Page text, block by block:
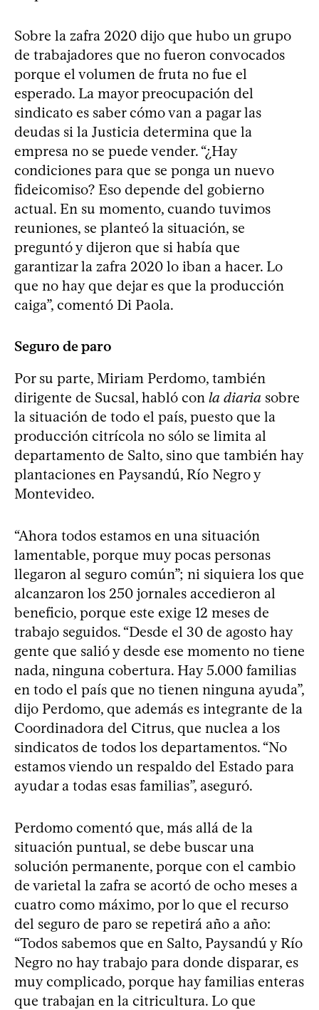
Sobre la zafra 2020 dijo que hubo un grupo
de trabajadores que no fueron convocados
porque el volumen de fruta no fue el
esperado. La mayor preocupación del
sindicato es saber cómo van a pagar las
deudas si la Justicia determina que la
empresa no se puede vender. “¿Hay
condiciones para que se ponga un nuevo
fideicomiso? Eso depende del gobierno
actual. En su momento, cuando tuvimos
reuniones, se planteó la situación, se
preguntó y dijeron que si había que
garantizar la zafra 2020 lo iban a hacer. Lo
que no hay que dejar es que la producción
caiga”, comentó Di Paola.
Seguro de paro
Por su parte, Miriam Perdomo, también
dirigente de Sucsal, habló con la diaria sobre
la situación de todo el país, puesto que la
producción citrícola no sólo se limita al
departamento de Salto, sino que también hay
plantaciones en Paysandú, Río Negro y
Montevideo.
“Ahora todos estamos en una situación
lamentable, porque muy pocas personas
llegaron al seguro común”; ni siquiera los que
alcanzaron los 250 jornales accedieron al
beneficio, porque este exige 12 meses de
trabajo seguidos. “Desde el 30 de agosto hay
gente que salió y desde ese momento no tiene
nada, ninguna cobertura. Hay 5.000 familias
en todo el país que no tienen ninguna ayuda”,
dijo Perdomo, que además es integrante de la
Coordinadora del Citrus, que nuclea a los
sindicatos de todos los departamentos. “No
estamos viendo un respaldo del Estado para
ayudar a todas esas familias”, aseguró.
Perdomo comentó que, más allá de la
situación puntual, se debe buscar una
solución permanente, porque con el cambio
de varietal la zafra se acortó de ocho meses a
cuatro como máximo, por lo que el recurso
del seguro de paro se repetirá año a año:
“Todos sabemos que en Salto, Paysandú y Río
Negro no hay trabajo para donde disparar, es
muy complicado, porque hay familias enteras
que trabajan en la citricultura. Lo que